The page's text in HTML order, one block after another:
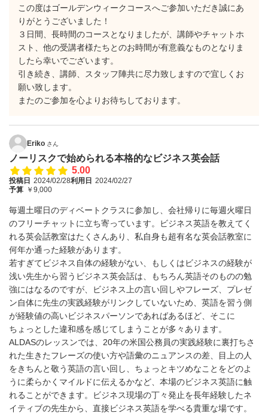
この度はゴールデンウィークコースへご参加いただき誠にあ
りがとうございました！
３日間、長時間のコースとなりましたが、講師やチャットホ
スト、他の受講者様たちとのお時間が有意義なものとなりま
したら幸いでございます。
引き続き、講師、スタッフ陣共に尽力致しますので宜しくお
願い致します。
またのご参加を心よりお待ちしております。
Eriko さん
ノーリスクで始められる本格的なビジネス英会話
5.00
投稿日 2024/02/28利用日 2024/02/27
予算 ￥9,000
毎週土曜日のディベートクラスに参加し、会社帰りに毎週火曜日
のフリーチャットに立ち寄っています。ビジネス英語を教えてく
れる英会話教室はたくさんあり、私自身も超有名な英会話教室に
何年か通った経験があります。
若すぎてビジネス自体の経験がない、もしくはビジネスの経験が
浅い先生から習うビジネス英会話は、もちろん英語そのものの勉
強にはなるのですが、ビジネス上の言い回しやフレーズ、プレゼ
ン自体に先生の実践経験がリンクしていないため、英語を習う側
が経験値の高いビジネスパーソンであればあるほど、そこに
ちょっとした違和感を感じてしまうことが多々あります。
ALDASのレッスンでは、20年の米国公務員の実践経験に裏打ちさ
れた生きたフレーズの使い方や語彙のニュアンスの差、目上の人
をきちんと敬う英語の言い回し、ちょっとキツめなことをどのよ
うに柔らかくマイルドに伝えるかなど、本場のビジネス英語に触
れることができます。ビジネス現場の丁々発止を長年経験したネ
イティブの先生から、直接ビジネス英語を学べる貴重な場です。